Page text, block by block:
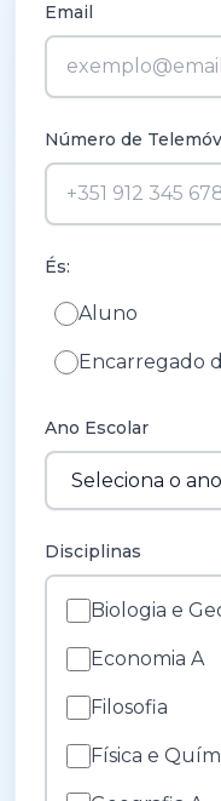
Email
Número de
És:
Aluno
Encarregado
Ano Escolar
Disciplinas
Biologia e
Economia A
Filosofia
Física e